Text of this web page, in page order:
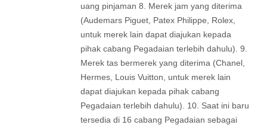
uang pinjaman 8. Merek jam yang diterima
(Audemars Piguet, Patex Philippe, Rolex,
untuk merek lain dapat diajukan kepada
pihak cabang Pegadaian terlebih dahulu). 9.
Merek tas bermerek yang diterima (Chanel,
Hermes, Louis Vuitton, untuk merek lain
dapat diajukan kepada pihak cabang
Pegadaian terlebih dahulu). 10. Saat ini baru
tersedia di 16 cabang Pegadaian sebagai